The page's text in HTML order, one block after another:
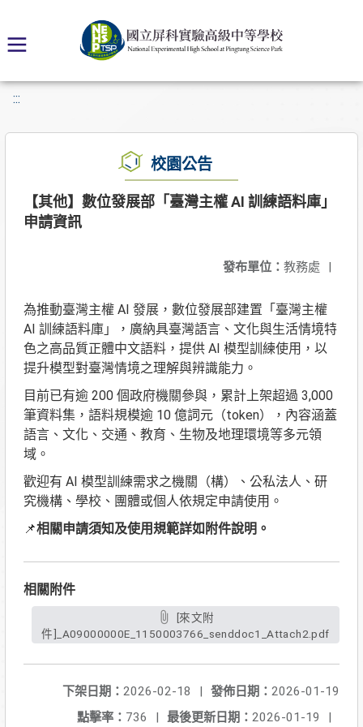
:::
校園公告
【其他】數位發展部「臺灣主權 AI 訓練語料庫」
申請資訊
發布單位： 教務處 |
為推動臺灣主權 AI 發展，數位發展部建置「臺灣主權
AI 訓練語料庫」，廣納具臺灣語言、文化與生活情境特
色之高品質正體中文語料，提供 AI 模型訓練使用，以
提升模型對臺灣情境之理解與辨識能力。
目前已有逾 200 個政府機關參與，累計上架超過 3,000
筆資料集，語料規模逾 10 億詞元（token），內容涵蓋
語言、文化、交通、教育、生物及地理環境等多元領
域。
歡迎有 AI 模型訓練需求之機關（構）、公私法人、研
究機構、學校、團體或個人依規定申請使用。
📌相關申請須知及使用規範詳如附件說明。
相關附件
件]_A09000000E_1150003766_senddoc1_Attach2.pdf
發佈日期： 2026-01-19
下架日期： 2026-02-18
|
最後更新日期： 2026-01-19 |
點擊率： 736 |